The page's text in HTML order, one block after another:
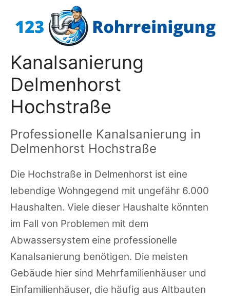
Inhalt
Kanalsanierung
Delmenhorst
Hochstraße
Professionelle Kanalsanierung in
Delmenhorst Hochstraße
Die Hochstraße in Delmenhorst ist eine
lebendige Wohngegend mit ungefähr 6.000
Haushalten. Viele dieser Haushalte könnten
im Fall von Problemen mit dem
Abwassersystem eine professionelle
Kanalsanierung benötigen. Die meisten
Gebäude hier sind Mehrfamilienhäuser und
Einfamilienhäuser, die häufig aus Altbauten